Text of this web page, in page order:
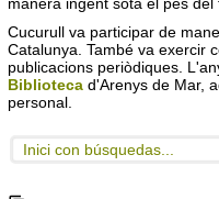
manera ingent sota el pes del
Cucurull va participar de
Catalunya. També va exercir
publicacions periòdiques.
Biblioteca d'Arenys de Mar,
personal.
Inici con búsquedas...